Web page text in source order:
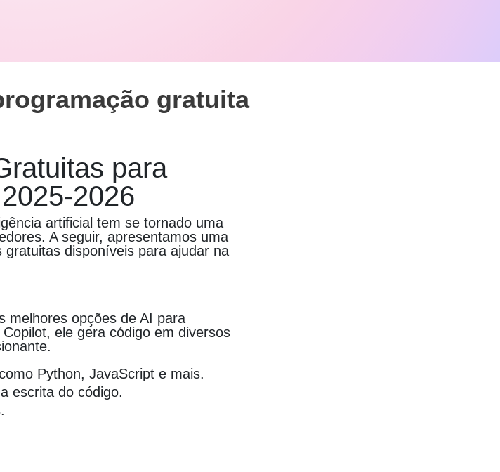
gratuita
para
2026
artificial tem se tornado uma
A seguir, apresentamos uma
disponíveis para ajudar na
melhores opções de AI para
ele gera código em diversos
Python, JavaScript e mais.
escrita do código.